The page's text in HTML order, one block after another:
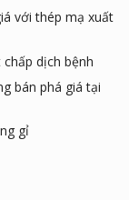
với thép mạ xuất
dịch bệnh
bán phá giá tại
gỉ